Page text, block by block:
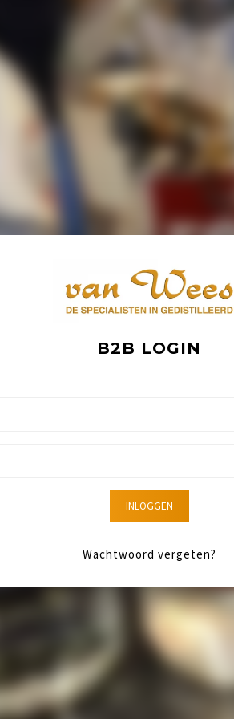
B2B LOGIN
INLOGGEN
Wachtwoord vergeten?